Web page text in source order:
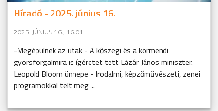
Híradó - 2025. június 16.
2025. JÚNIUS 16., 16:01
-Megépülnek az utak - A kőszegi és a körmendi
gyorsforgalmira is ígéretet tett Lázár János miniszter. -
Leopold Bloom ünnepe - Irodalmi, képzőművészeti, zenei
programokkal telt meg ...